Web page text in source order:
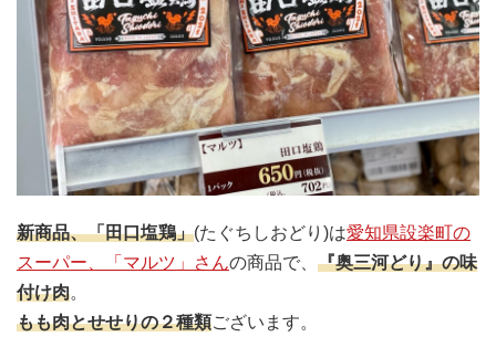
新商品、「田口塩鶏」(たぐちしおどり)は愛知県設楽町の
スーパー、「マルツ」さんの商品で、 『奥三河どり』の味
付け肉。
もも肉とせせりの２種類ございます。